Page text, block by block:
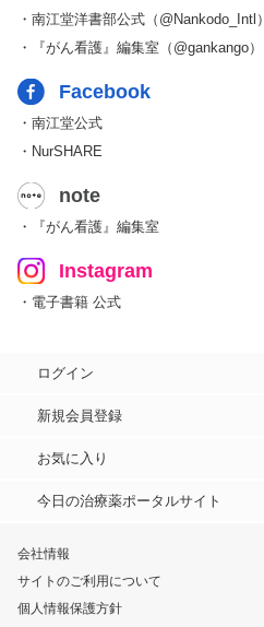
・南江堂洋書部公式（@Nankodo_Intl）
・『がん看護』編集室（@gankango）
Facebook
・南江堂公式
・NurSHARE
note
・『がん看護』編集室
Instagram
・電子書籍 公式
ログイン
新規会員登録
お気に入り
今日の治療薬ポータルサイト
会社情報
サイトのご利用について
個人情報保護方針